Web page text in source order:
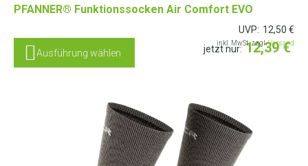
PFANNER® Funktionssocken Air Comfort EVO
UVP: 12,50 €
jetzt nur: 12,39€
inkl. MwSt. zzgl.Versand
Ausführung wählen